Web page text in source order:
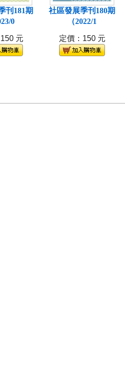
刊181期
0
元
社區發展季刊180期
（2022/1
定價：150 元